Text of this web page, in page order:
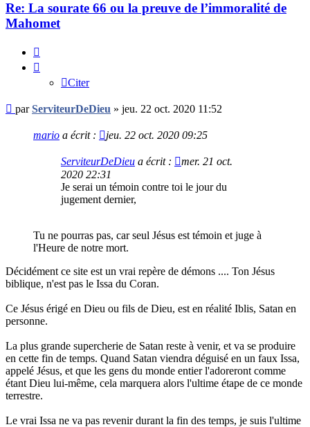
Re: La sourate 66 ou la preuve de l’immoralité de
Mahomet
Citer
Message
non
parServiteurDeDieu » jeu. 22 oct. 2020 11:52
mario a écrit : jeu. 22 oct. 2020 09:25
ServiteurDeDieu a écrit :
mer. 21 oct.
2020 22:31
Je serai un témoin contre toi le jour du
jugement dernier,
Tu ne pourras pas, car seul Jésus est témoin et juge à
l'Heure de notre mort.
Décidément ce site est un vrai repère de démons .... Ton Jésus
biblique, n'est pas le Issa du Coran.
Ce Jésus érigé en Dieu ou fils de Dieu, est en réalité Iblis, Satan en
personne.
La plus grande supercherie de Satan reste à venir, et va se produire
en cette fin de temps. Quand Satan viendra déguisé en un faux Issa,
appelé Jésus, et que les gens du monde entier l'adoreront comme
étant Dieu lui-même, cela marquera alors l'ultime étape de ce monde
terrestre.
Le vrai Issa ne va pas revenir durant la fin des temps, je suis l'ultime